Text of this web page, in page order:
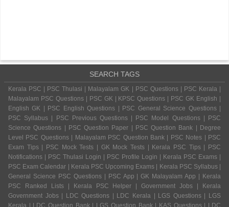
SEARCH TAGS
Kerala PSC | PSC Thulasi | Malayalam GK | PSC Questions | PSC Kerala |
Malayalam PSC Questions | PSC GK | KPSC Questions | PSC GK English |
English GK | PSC English Questions | PSC General Science Questions |
PSC Syllabus | PSC Previous Questions | PSC Model Questions | PSC
Science Questions | PSC Question Paper | PSC Question Bank | Degree
Level PSC Questions | Malayalam PSC Question Bank | PSC Notes | PSC
Exam Tips | PSC Mock Tests | GK Mock Tests | Kerala PSC Tips | PSC
Notifications | PSC Thulasi Login | PSC Profile Login | Kerala PSC Exams |
PSC Exam Calendar | Kerala PSC Upcoming Exams | Kerala PSC Syllabus |
General Science PSC Questions | PSC App | GK Malayalam App | Kerala
PSC Ranked Lists | Kerala PSC Helper | Government Jobs | Kerala
Government Jobs | LDC Questions | LDC Kerala | LGS Questions | LGS
Kerala | LDC Question Bank | LGS Question Bank | KAS Questions | LDC